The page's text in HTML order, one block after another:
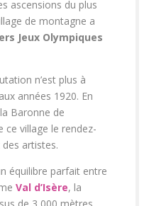
ascensions du plus
de montagne a
Jeux Olympiques
n’est plus à
années 1920. En
Baronne de
ce village le rendez-
artistes.
équilibre parfait entre
Val d’Isère, la